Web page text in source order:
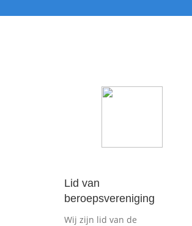
Lid van
beroepsvereniging
Wij zijn lid van de